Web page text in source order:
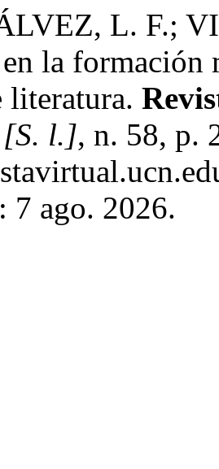
L. F.;
la formación
literatura.
[S. l.], n. 58, p.
7 ago. 2026.